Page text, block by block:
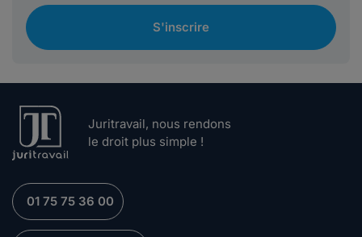
S'inscrire
Juritravail, nous rendons
le droit plus simple !
01 75 75 36 00